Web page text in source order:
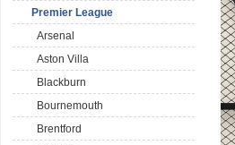
Premier League
Arsenal
Aston Villa
Blackburn
Bournemouth
Brentford